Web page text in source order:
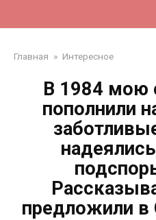
Главная » Интересное
В 1984 мою
пополнили
предложили в